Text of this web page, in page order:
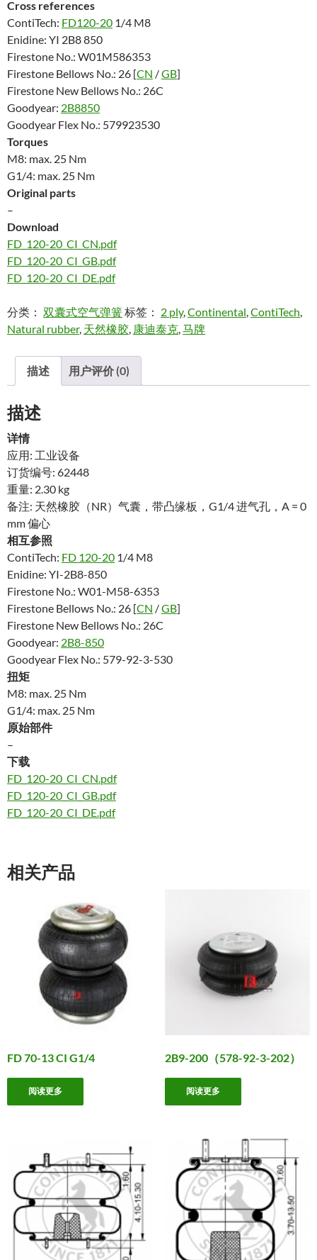
Cross references
ContiTech: FD120-20 1/4 M8
Enidine: YI 2B8 850
Firestone No.: W01M586353
Firestone Bellows No.: 26 [CN /GB]
Firestone New Bellows No.: 26C
Goodyear: 2B8850
Goodyear Flex No.: 579923530
Torques
M8: max. 25 Nm
G1/4: max. 25 Nm
Original parts
–
Download
FD_120-20_CI_CN.pdf
FD_120-20_CI_GB.pdf
FD_120-20_CI_DE.pdf
分类： 双囊式空气弹簧标签： 2 ply,Continental,ContiTech,
Natural rubber, 天然橡胶, 康迪泰克,马牌
描述 用户评价 (0)
描述
详情
应用: 工业设备
订货编号: 62448
重量: 2.30 kg
备注: 天然橡胶（NR）气囊，带凸缘板，G1/4 进气孔，A = 0
mm 偏心
相互参照
ContiTech: FD 120-20 1/4 M8
Enidine: YI-2B8-850
Firestone No.: W01-M58-6353
Firestone Bellows No.: 26 [CN /GB]
Firestone New Bellows No.: 26C
Goodyear: 2B8-850
Goodyear Flex No.: 579-92-3-530
扭矩
M8: max. 25 Nm
G1/4: max. 25 Nm
原始部件
–
下载
FD_120-20_CI_CN.pdf
FD_120-20_CI_GB.pdf
FD_120-20_CI_DE.pdf
相关产品
FD 70-13 CI G1/4
阅读更多
2B9-200（578-92-3-202）
阅读更多